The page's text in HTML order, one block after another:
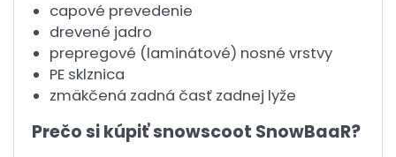
capové prevedenie
drevené jadro
prepregové (laminátové) nosné vrstvy
PE sklznica
zmäkčená zadná časť zadnej lyže
Prečo si kúpiť snowscoot SnowBaaR?